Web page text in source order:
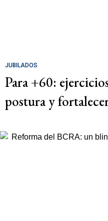
JUBILADOS
Para +60:
postura y